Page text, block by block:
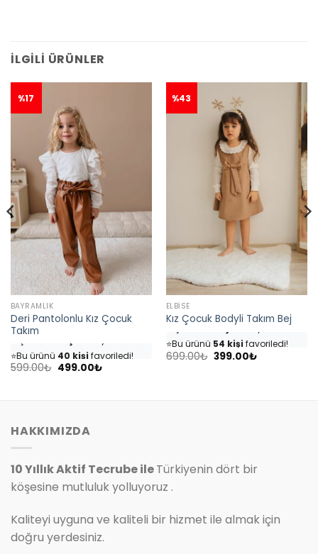
İLGILI ÜRÜNLER
%17
BAYRAMLIK
Deri Pantolonlu Kız Çocuk
Takım
👀Şu an
⭐️Bu ürünü 40 kişi favoriledi!
🛒18 kişisepetine ekledi!
599.00₺ Orijinal
499.00₺Şu
%43
ELBISE
Kız Çocuk Bodyli Takım Bej
👀Şu an46 kişiinceliyor!
⭐️Bu ürünü 54 kişi favoriledi!
🛒25 kişisepetine ekledi!
699.00₺ Orijinal
399.00₺Şu
HAKKIMIZDA
10 Yıllık Aktif Tecrube ileTürkiyenin dört bir
köşesine mutluluk yolluyoruz .
Kaliteyi uyguna ve kaliteli bir hizmet ile almak için
doğru yerdesiniz.